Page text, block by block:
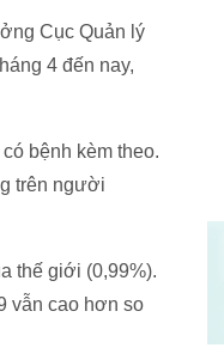
Cục Quản lý
4 đến nay,
bệnh kèm theo.
trên người
thế giới (0,99%).
vẫn cao hơn so